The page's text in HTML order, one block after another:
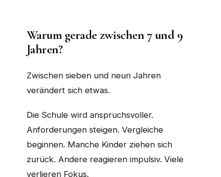
Warum gerade zwischen 7 und 9
Jahren?
Zwischen sieben und neun Jahren
verändert sich etwas.
Die Schule wird anspruchsvoller.
Anforderungen steigen. Vergleiche
beginnen. Manche Kinder ziehen sich
zurück. Andere reagieren impulsiv. Viele
verlieren Fokus.